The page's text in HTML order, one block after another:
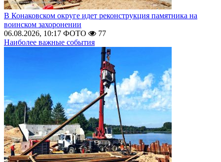
В Конаковском округе идет реконструкция памятника на
воинском захоронении
06.08.2026, 10:17 ФОТО
77
Наиболее важные события